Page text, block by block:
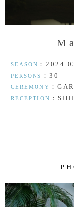
M a
SEASON ：
PERSONS ：30
CEREMONY ：
RECEPTION ：
P H